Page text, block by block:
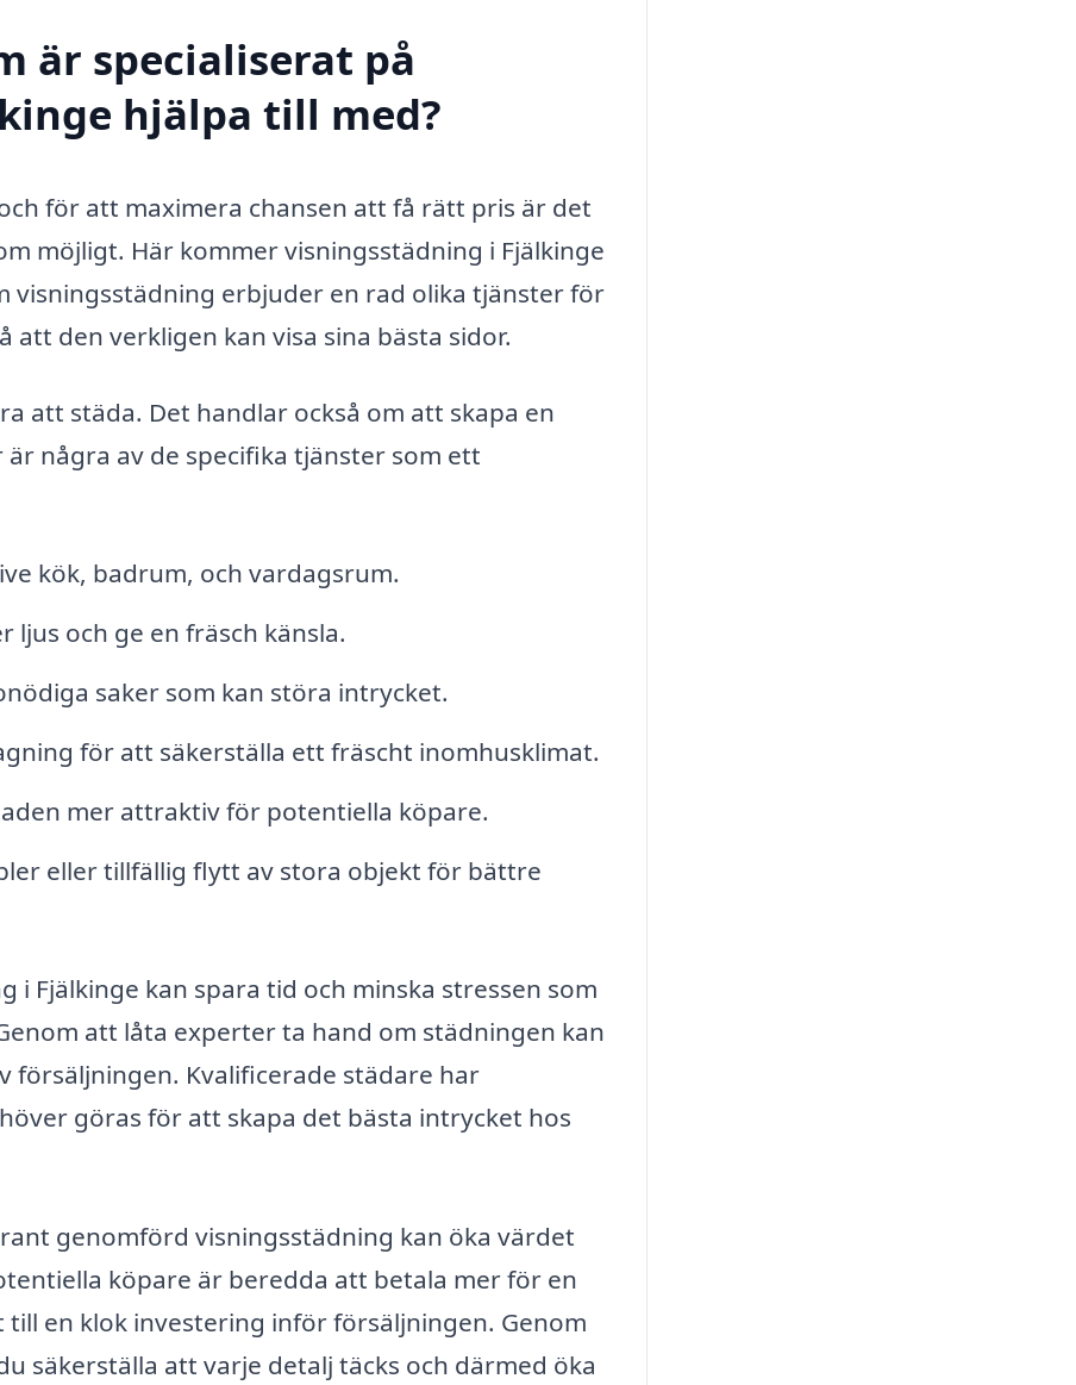
är specialiserat på
hjälpa till med?
för att maximera chansen att få rätt pris är det
möjligt. Här kommer visningsstädning i Fjälkinge
visningsstädning erbjuder en rad olika tjänster för
den verkligen kan visa sina bästa sidor.
att städa. Det handlar också om att skapa en
några av de specifika tjänster som ett
kök, badrum, och vardagsrum.
och ge en fräsch känsla.
saker som kan störa intrycket.
för att säkerställa ett fräscht inomhusklimat.
mer attraktiv för potentiella köpare.
eller tillfällig flytt av stora objekt för bättre
Fjälkinge kan spara tid och minska stressen som
att låta experter ta hand om städningen kan
försäljningen. Kvalificerade städare har
göras för att skapa det bästa intrycket hos
genomförd visningsstädning kan öka värdet
köpare är beredda att betala mer för en
en klok investering inför försäljningen. Genom
säkerställa att varje detalj täcks och därmed öka